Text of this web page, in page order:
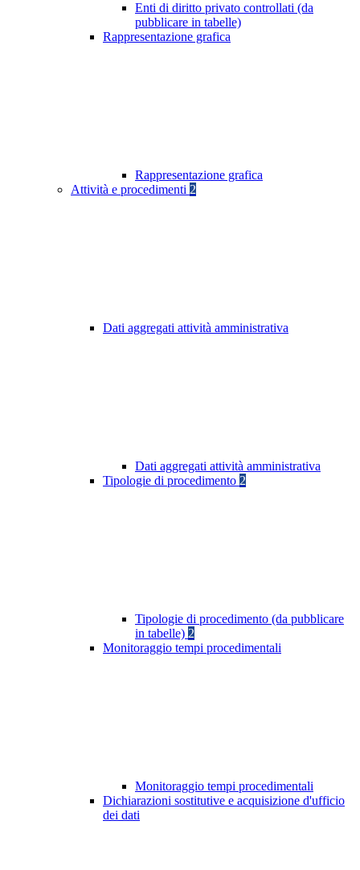
Enti di diritto privato controllati (da
pubblicare in tabelle)
Rappresentazione grafica
Rappresentazione grafica
Attività e procedimenti 2
Dati aggregati attività amministrativa
Dati aggregati attività amministrativa
Tipologie di procedimento 2
Tipologie di procedimento (da pubblicare
in tabelle) 2
Monitoraggio tempi procedimentali
Monitoraggio tempi procedimentali
Dichiarazioni sostitutive e acquisizione d'ufficio
dei dati